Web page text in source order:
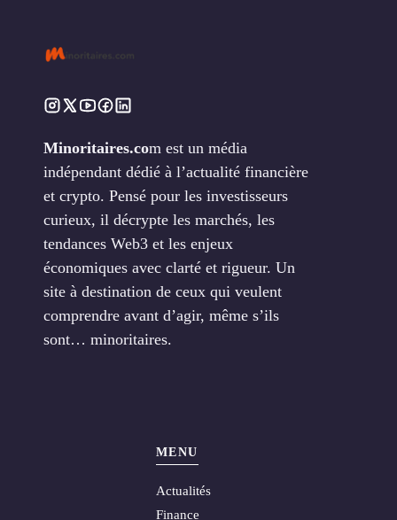
Minoritaires.com est un média
indépendant dédié à l’actualité financière
et crypto. Pensé pour les investisseurs
curieux, il décrypte les marchés, les
tendances Web3 et les enjeux
économiques avec clarté et rigueur. Un
site à destination de ceux qui veulent
comprendre avant d’agir, même s’ils
sont… minoritaires.
MENU
Actualités
Finance